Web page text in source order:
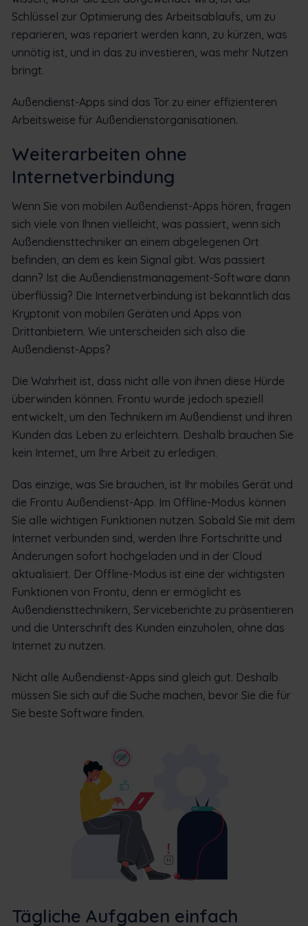
Schlüssel zur Optimierung des Arbeitsablaufs, um zu
reparieren, was repariert werden kann, zu kürzen, was
unnötig ist, und in das zu investieren, was mehr Nutzen
bringt.
Außendienst-Apps sind das Tor zu einer effizienteren
Arbeitsweise für Außendienstorganisationen.
Weiterarbeiten ohne
Internetverbindung
Wenn Sie von mobilen Außendienst-Apps hören, fragen
sich viele von Ihnen vielleicht, was passiert, wenn sich
Außendiensttechniker an einem abgelegenen Ort
befinden, an dem es kein Signal gibt. Was passiert
dann? Ist die Außendienstmanagement-Software dann
überflüssig? Die Internetverbindung ist bekanntlich das
Kryptonit von mobilen Geräten und Apps von
Drittanbietern. Wie unterscheiden sich also die
Außendienst-Apps?
Die Wahrheit ist, dass nicht alle von ihnen diese Hürde
überwinden können. Frontu wurde jedoch speziell
entwickelt, um den Technikern im Außendienst und ihren
Kunden das Leben zu erleichtern. Deshalb brauchen Sie
kein Internet, um Ihre Arbeit zu erledigen.
Das einzige, was Sie brauchen, ist Ihr mobiles Gerät und
die Frontu Außendienst-App. Im Offline-Modus können
Sie alle wichtigen Funktionen nutzen. Sobald Sie mit dem
Internet verbunden sind, werden Ihre Fortschritte und
Änderungen sofort hochgeladen und in der Cloud
aktualisiert. Der Offline-Modus ist eine der wichtigsten
Funktionen von Frontu, denn er ermöglicht es
Außendiensttechnikern, Serviceberichte zu präsentieren
und die Unterschrift des Kunden einzuholen, ohne das
Internet zu nutzen.
Nicht alle Außendienst-Apps sind gleich gut. Deshalb
müssen Sie sich auf die Suche machen, bevor Sie die für
Sie beste Software finden.
Tägliche Aufgaben einfach